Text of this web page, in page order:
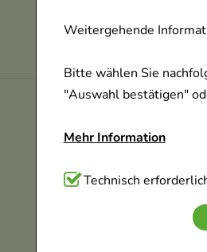
Weitergehende
Bitte wählen Sie
"Auswahl bestätigen"
Mehr Information
Technisch Notwendig:
Website notwendig
verzichtet werden kann.
Technisch